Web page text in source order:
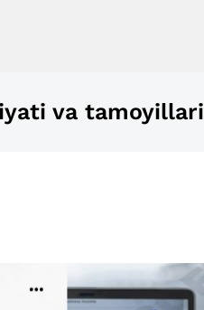
va tamoyillari